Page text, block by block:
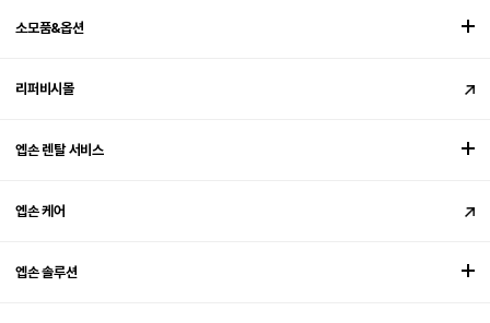
소모품&옵션
리퍼비시몰
엡손 렌탈 서비스
엡손 케어
엡손 솔루션